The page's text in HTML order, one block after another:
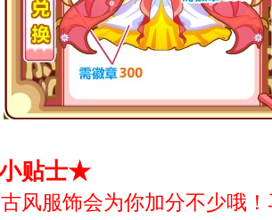
贴士★
风服饰会为你加分不少哦